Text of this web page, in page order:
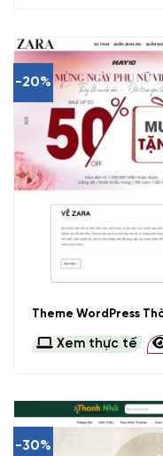
-20%
Theme WordPress
Xem thực tế
-30%